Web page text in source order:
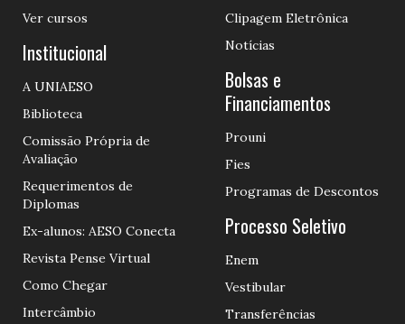
Ver cursos
Institucional
A UNIAESO
Biblioteca
Comissão Própria de
Avaliação
Requerimentos de
Diplomas
Ex-alunos: AESO Conecta
Revista Pense Virtual
Como Chegar
Intercâmbio
Clipagem Eletrônica
Notícias
Bolsas e
Financiamentos
Prouni
Fies
Programas de Descontos
Processo Seletivo
Enem
Vestibular
Transferências